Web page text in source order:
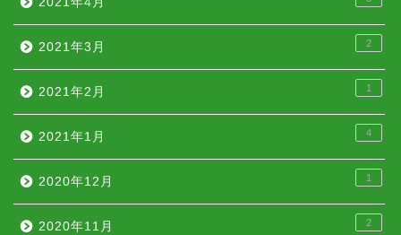
2021年3月 2
2021年2月 1
2021年1月 4
2020年12月 1
2020年11月 2